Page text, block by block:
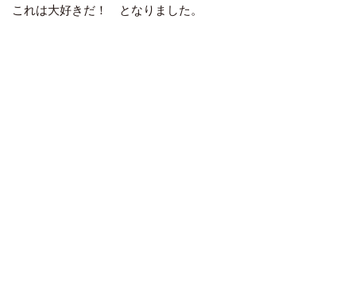
これは大好きだ！ となりました。